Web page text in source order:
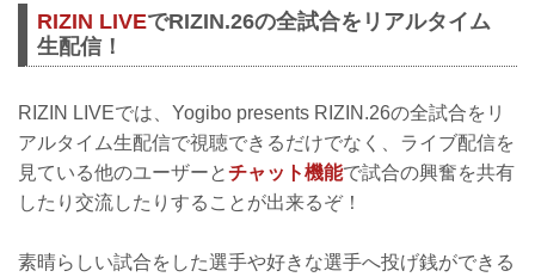
RIZIN LIVEでRIZIN.26の全試合をリアルタイム
生配信！
RIZIN LIVEでは、Yogibo presents RIZIN.26の全試合をリ
アルタイム生配信で視聴できるだけでなく、ライブ配信を
見ている他のユーザーとチャット機能で試合の興奮を共有
したり交流したりすることが出来るぞ！
素晴らしい試合をした選手や好きな選手へ投げ銭ができる